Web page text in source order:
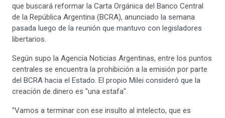
que buscará reformar la Carta Orgánica del Banco Central
de la República Argentina (BCRA), anunciado la semana
pasada luego de la reunión que mantuvo con legisladores
libertarios.
Según supo la Agencia Noticias Argentinas, entre los puntos
centrales se encuentra la prohibición a la emisión por parte
del BCRA hacia el Estado. El propio Milei consideró que la
creación de dinero es "una estafa".
"Vamos a terminar con ese insulto al intelecto, que es